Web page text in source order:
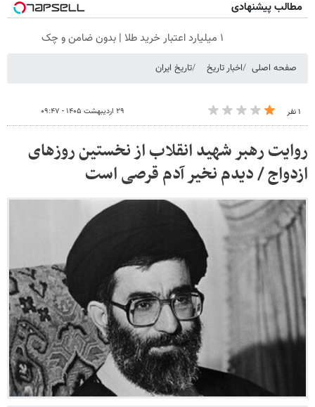
مطالب پیشنهادی
۱ میلیارد اعتبار خرید طلا | بدون ضامن و چک
صفحه اصلی اخبار تاریخ تاریخ ایران
۱ نفر ۲۹ اردیبهشت ۱۴۰۵ - ۰۹:۴۷
روایت رهبر شهید انقلاب از نخستین روزهای
ازدواج / دیدم نخیر آدم قرصی است